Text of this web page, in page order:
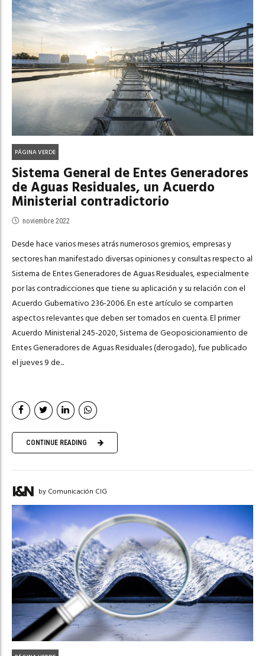
PÁGINA VERDE
Sistema General de Entes Generadores
de Aguas Residuales, un Acuerdo
Ministerial contradictorio
noviembre 2022
Desde hace varios meses atrás numerosos gremios, empresas y
sectores han manifestado diversas opiniones y consultas respecto al
Sistema de Entes Generadores de Aguas Residuales, especialmente
por las contradicciones que tiene su aplicación y su relación con el
Acuerdo Gubernativo 236-2006. En este artículo se comparten
aspectos relevantes que deben ser tomados en cuenta. El primer
Acuerdo Ministerial 245-2020, Sistema de Geoposicionamiento de
Entes Generadores de Aguas Residuales (derogado), fue publicado
el jueves 9 de...
CONTINUE READING
by Comunicación CIG